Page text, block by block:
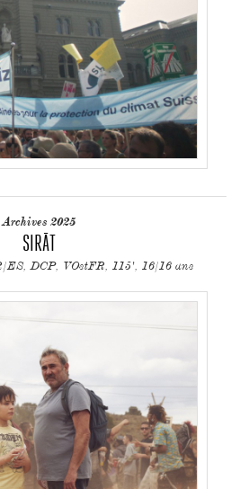
Archives 2025
SIRĀT
ES, DCP, VOstFR, 115', 16/16 ans